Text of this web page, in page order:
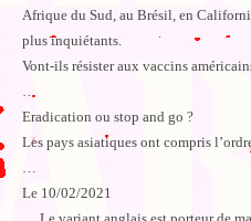
Afrique du Sud, au Brésil, en
plus inquiétants.
Vont-ils résister aux vaccins
…
Eradication ou stop and go ?
Les pays asiatiques ont compris
…
Le 10/02/2021